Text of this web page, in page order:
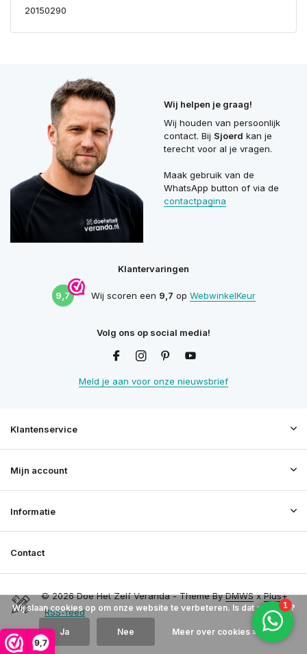
9,7
20150290
Wij helpen je graag!
Wij houden van persoonlijk
contact. Bij Sjoerd kan je
terecht voor al je vragen.
Maak gebruik van de
WhatsApp button of via de
contactpagina
Klantervaringen
9,7 Wij scoren een 9,7 op WebwinkelKeur
Volg ons op social media!
Meld je aan voor onze nieuwsbrief
Klantenservice
Mijn account
Informatie
Contact
© 2026 Doe Het Zelf Veranda - Theme ByDMWSxPlus+
RSS-feed
Wij slaan cookies op om onze website te verbeteren. Is dat akkoord?
Ja Nee Meer over cookies »